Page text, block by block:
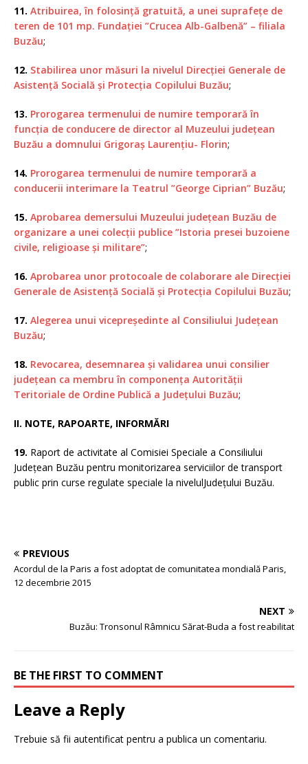
11. Atribuirea, în folosință gratuită, a unei suprafețe de
teren de 101 mp. Fundației ”Crucea Alb-Galbenă” – filiala
Buzău;
12. Stabilirea unor măsuri la nivelul Direcției Generale de
Asistență Socială și Protecția Copilului Buzău;
13. Prorogarea termenului de numire temporară în
funcția de conducere de director al Muzeului județean
Buzău a domnului Grigoraș Laurențiu- Florin;
14. Prorogarea termenului de numire temporară a
conducerii interimare la Teatrul ”George Ciprian” Buzău;
15. Aprobarea demersului Muzeului județean Buzău de
organizare a unei colecții publice ”Istoria presei buzoiene
civile, religioase și militare”;
16. Aprobarea unor protocoale de colaborare ale Direcției
Generale de Asistență Socială și Protecția Copilului Buzău;
17. Alegerea unui vicepreședinte al Consiliului Județean
Buzău;
18. Revocarea, desemnarea și validarea unui consilier
județean ca membru în componența Autorității
Teritoriale de Ordine Publică a Județului Buzău;
II. NOTE, RAPOARTE, INFORMĂRI
19. Raport de activitate al Comisiei Speciale a Consiliului
Județean Buzău pentru monitorizarea serviciilor de transport
public prin curse regulate speciale la nivelulJudețului Buzău.
PREVIOUS
Acordul de la Paris a fost adoptat de comunitatea mondială Paris,
12 decembrie 2015
NEXT
Buzău: Tronsonul Râmnicu Sărat-Buda a fost reabilitat
BE THE FIRST TO COMMENT
Leave a Reply
Trebuie să fii autentificat pentru a publica un comentariu.